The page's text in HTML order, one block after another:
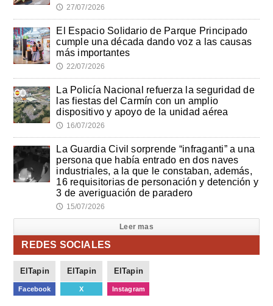
🕔 27/07/2026
El Espacio Solidario de Parque Principado
cumple una década dando voz a las causas
más importantes
🕔 22/07/2026
La Policía Nacional refuerza la seguridad de
las fiestas del Carmín con un amplio
dispositivo y apoyo de la unidad aérea
🕔 16/07/2026
La Guardia Civil sorprende “infraganti” a una
persona que había entrado en dos naves
industriales, a la que le constaban, además,
16 requisitorias de personación y detención y
3 de averiguación de paradero
🕔 15/07/2026
Leer mas
REDES SOCIALES
ElTapin
Facebook
ElTapin
X
ElTapin
Instagram